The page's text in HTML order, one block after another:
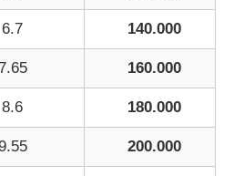
6.7 140.000
160.000
8.6 180.000
200.000